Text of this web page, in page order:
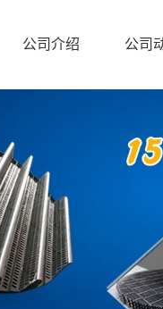
公司介绍 公司